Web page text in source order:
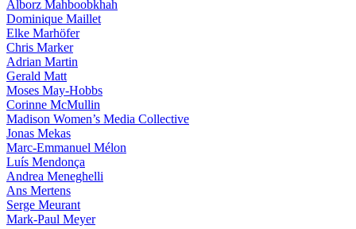
Alborz Mahboobkhah
Dominique Maillet
Elke Marhöfer
Chris Marker
Adrian Martin
Gerald Matt
Moses May-Hobbs
Corinne McMullin
Madison Women’s Media Collective
Jonas Mekas
Marc-Emmanuel Mélon
Luís Mendonça
Andrea Meneghelli
Ans Mertens
Serge Meurant
Mark-Paul Meyer